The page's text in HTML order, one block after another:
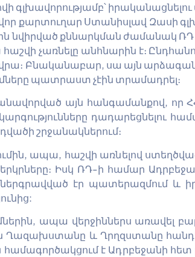
քարտուղար Ստանիսլավ Զասի
նվիրված քննարկման ժամանակ
չառնելը անհնարին է։
Բնականաբար, սա այն
պատրաստ չէին տրամադրել։
այն հանգամանքով, որ
դադարեցնելու
շրջանակներում։
ապա, հաշվի առնելով
Իսկ ՌԴ-ի համար
ներգրավված էր պատերազմում և
ապա վերջիններս առավել
և Ղրղզստանը
համագործակցում է Ադրբեջանի